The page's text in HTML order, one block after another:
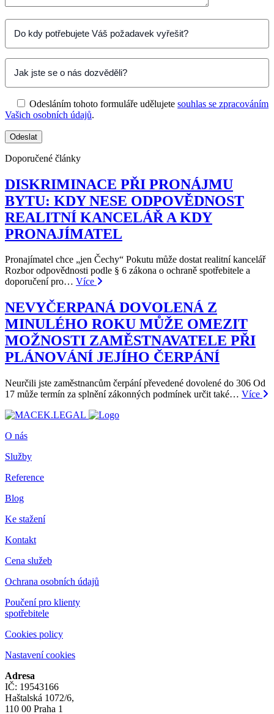
Odesláním tohoto formuláře udělujete souhlas se zpracováním
Vašich osobních údajů.
Doporučené články
DISKRIMINACE PŘI PRONÁJMU
BYTU: KDY NESE ODPOVĚDNOST
REALITNÍ KANCELÁŘ A KDY
PRONAJÍMATEL
Pronajímatel chce „jen Čechy“ Pokutu může dostat realitní kancelář
Rozbor odpovědnosti podle § 6 zákona o ochraně spotřebitele a
doporučení pro… Více
NEVYČERPANÁ DOVOLENÁ Z
MINULÉHO ROKU MŮŽE OMEZIT
MOŽNOSTI ZAMĚSTNAVATELE PŘI
PLÁNOVÁNÍ JEJÍHO ČERPÁNÍ
Neurčili jste zaměstnancům čerpání převedené dovolené do 306 Od
17 může termín za splnění zákonných podmínek určit také… Více
O nás
Služby
Reference
Blog
Ke stažení
Kontakt
Cena služeb
Ochrana osobních údajů
Poučení pro klienty
spotřebitele
Cookies policy
Nastavení cookies
Adresa
IČ: 19543166
Haštalská 1072/6,
110 00 Praha 1